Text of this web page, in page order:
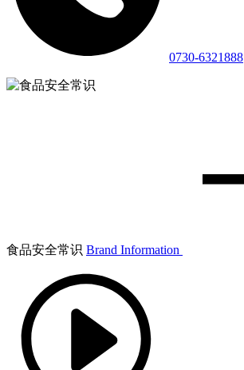
0730-6321888
食品安全常识 Brand Information